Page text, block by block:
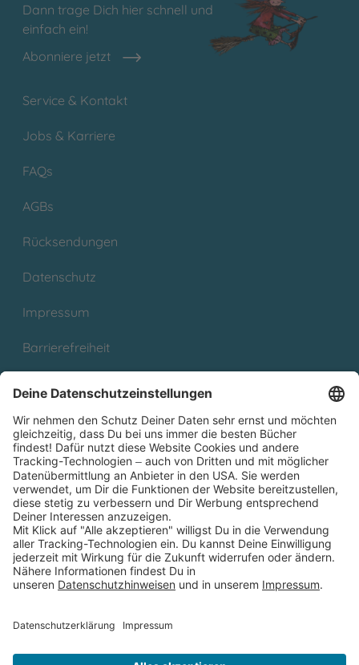
Dann trage Dich hier schnell und
einfach ein!
Abonniere jetzt
Service & Kontakt
Jobs & Karriere
FAQs
AGBs
Rücksendungen
Datenschutz
Impressum
Barrierefreiheit
Partnerprogramm (Affiliate)
Folge uns auf
* Versandkostenfrei ab 9,00 € Bestellwert innerhalb
Deutschlands
** Lieferzeit 1-3 Werktage innerhalb Deutschlands
Thienemann-Esslinger Verlag GmbH, Blumenstraße 36, D-70182